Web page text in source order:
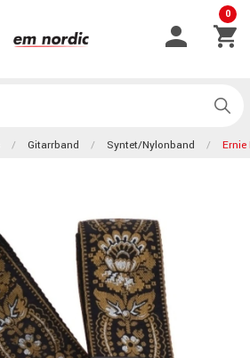
0
Gitarrband Syntet/nylonband